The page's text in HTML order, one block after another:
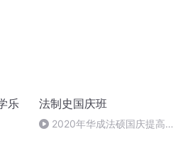
乐
法制史国庆班
2020年华成法硕国庆提高班